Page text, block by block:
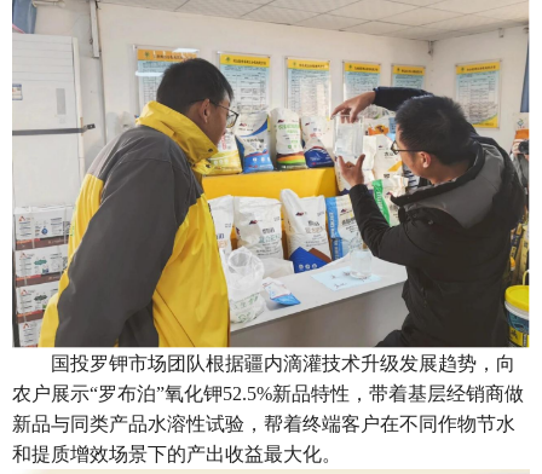
国投罗钾市场团队根据疆内滴灌技术升级发展趋势，向
农户展示“罗布泊”氧化钾52.5%新品特性，带着基层经销商做
新品与同类产品水溶性试验，帮着终端客户在不同作物节水
和提质增效场景下的产出收益最大化。